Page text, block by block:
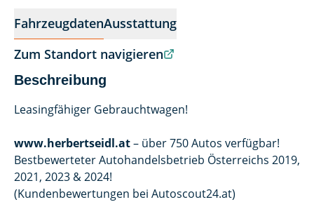
FahrzeugdatenAusstattung
Zum Standort navigieren
Beschreibung
Leasingfähiger Gebrauchtwagen!
www.herbertseidl.at– über 750 Autos verfügbar!
Bestbewerteter Autohandelsbetrieb Österreichs 2019,
2021, 2023 & 2024!
(Kundenbewertungen bei Autoscout24.at)